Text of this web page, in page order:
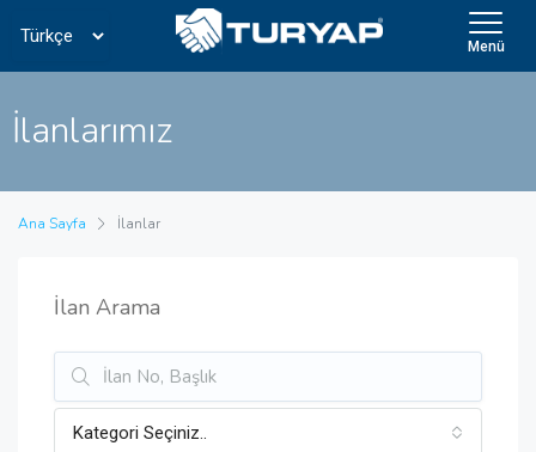
Menü
İlanlarımız
Ana Sayfa İlanlar
İlan Arama
Kategori Seçiniz..